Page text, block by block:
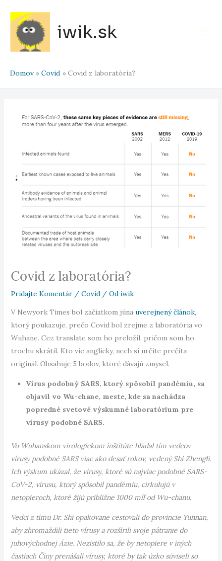
obsah
iwik.sk
Domov Covid Covid z laboratória?
Covid z laboratória?
Pridajte Komentár / Covid/ Od iwik
V Newyork Times bol začiatkom júna uverejnený článok,
ktorý poukazuje, prečo Covid bol zrejme z laboratória vo
Wuhane. Cez translate som ho preložil, pričom som ho
trochu skrátil. Kto vie anglicky, nech si určite prečíta
originál. Obsahuje 5 bodov, ktoré dávajú zmysel.
Vírus podobný SARS, ktorý spôsobil pandémiu, sa
objavil vo Wu-chane, meste, kde sa nachádza
popredné svetové výskumné laboratórium pre
vírusy podobné SARS.
Vo Wuhanskom virologickom inštitúte hľadal tím vedcov
vírusy podobné SARS viac ako desať rokov, vedený Shi Zhengli.
Ich výskum ukázal, že vírusy, ktoré sú najviac podobné SARS-
CoV-2, vírusu, ktorý spôsobil pandémiu, cirkulujú v
netopieroch, ktoré žijú približne 1000 míľ od Wu-chanu.
Vedci z tímu Dr. Shi opakovane cestovali do provincie Yunnan,
aby zhromaždili tieto vírusy a rozšírili svoje pátranie do
juhovýchodnej Ázie. Nezistilo sa, že by netopiere v iných
častiach Číny prenášali vírusy, ktoré by tak úzko súviseli so